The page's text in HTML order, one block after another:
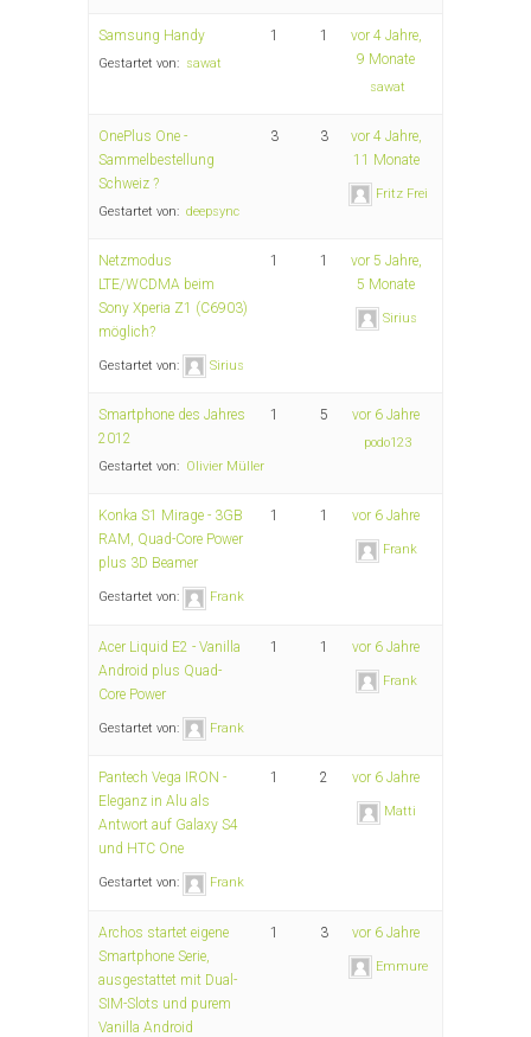
Samsung Handy
Gestartet von: sawat
1 1
vor 4 Jahre,
9 Monate
sawat
OnePlus One -
Sammelbestellung
Schweiz ?
Gestartet von: deepsync
3 3
vor 4 Jahre,
11 Monate
Fritz Frei
Netzmodus
LTE/WCDMA beim
Sony Xperia Z1 (C6903)
möglich?
Gestartet von: Sirius
1 1
vor 5 Jahre,
5 Monate
Sirius
Smartphone des Jahres
2012
Gestartet von: Olivier Müller
1 5 vor 6 Jahre
podo123
Konka S1 Mirage - 3GB
RAM, Quad-Core Power
plus 3D Beamer
Gestartet von: Frank
1 1 vor 6 Jahre
Frank
Acer Liquid E2 - Vanilla
Android plus Quad-
Core Power
Gestartet von: Frank
1 1 vor 6 Jahre
Frank
Pantech Vega IRON -
Eleganz in Alu als
Antwort auf Galaxy S4
und HTC One
Gestartet von: Frank
1 2 vor 6 Jahre
Matti
Archos startet eigene
Smartphone Serie,
ausgestattet mit Dual-
SIM-Slots und purem
Vanilla Android
1 3 vor 6 Jahre
Emmure